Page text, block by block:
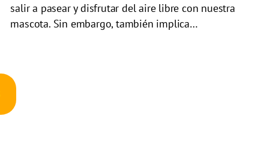
salir a pasear y disfrutar del aire libre con nuestra
mascota. Sin embargo, también implica…